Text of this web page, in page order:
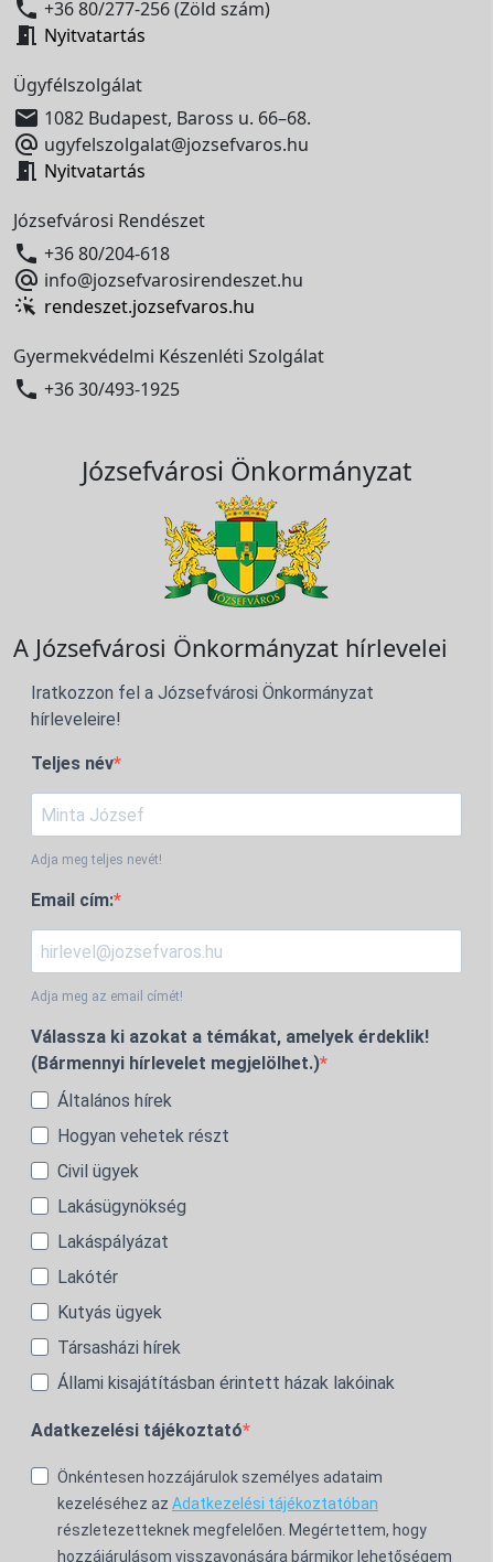
 +36 80/277-256 (Zöld szám)
 Nyitvatartás
Ügyfélszolgálat
 1082 Budapest, Baross u. 66–68.
 ugyfelszolgalat@jozsefvaros.hu
 Nyitvatartás
Józsefvárosi Rendészet
 +36 80/204-618
 info@jozsefvarosirendeszet.hu
rendeszet.jozsefvaros.hu
Gyermekvédelmi Készenléti Szolgálat
 +36 30/493-1925
Józsefvárosi Önkormányzat
A Józsefvárosi Önkormányzat hírlevelei
Iratkozzon fel a Józsefvárosi Önkormányzat
hírleveleire!
Teljes név
Adja meg teljes nevét!
Email cím:
Adja meg az email címét!
Válassza ki azokat a témákat, amelyek érdeklik!
(Bármennyi hírlevelet megjelölhet.)
Általános hírek
Hogyan vehetek részt
Civil ügyek
Lakásügynökség
Lakáspályázat
Lakótér
Kutyás ügyek
Társasházi hírek
Állami kisajátításban érintett házak lakóinak
Adatkezelési tájékoztató
Önkéntesen hozzájárulok személyes adataim
kezeléséhez az Adatkezelési tájékoztatóban
részletezetteknek megfelelően. Megértettem, hogy
hozzájárulásom visszavonására bármikor lehetőségem